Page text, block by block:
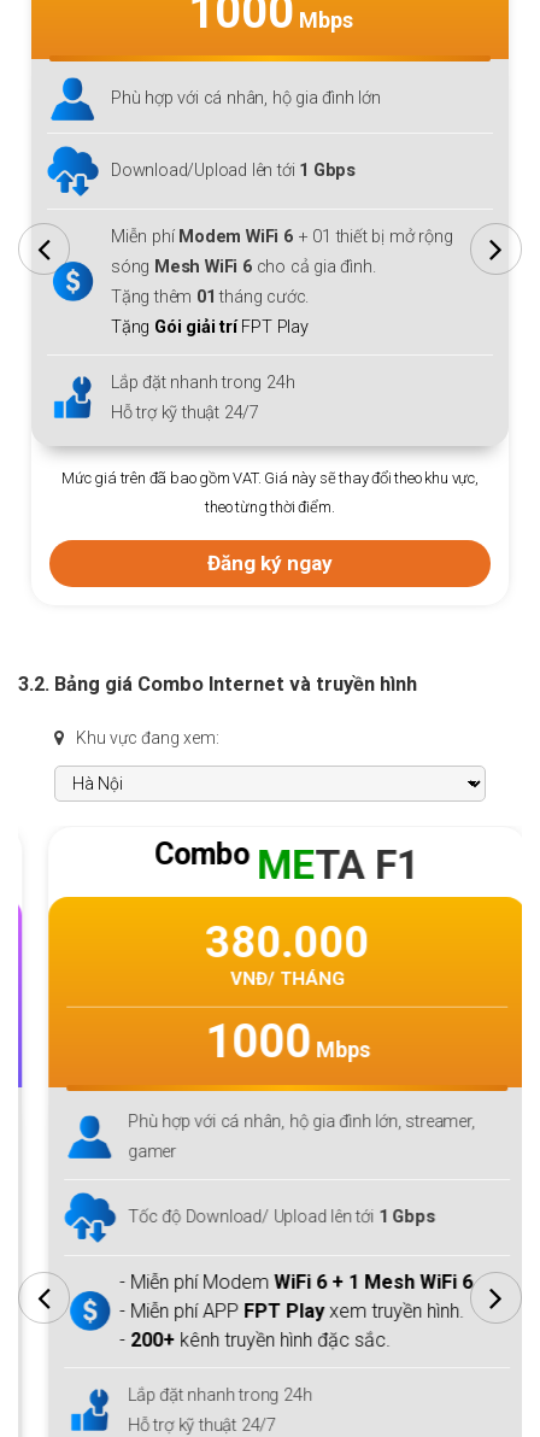
1000 Mbps
Phù hợp với cá nhân, hộ gia đình lớn
Download/Upload lên tới 1 Gbps
Miễn phí Modem WiFi 6 + 01 thiết bị mở rộng
sóng Mesh WiFi 6 cho cả gia đình.
Tặng thêm 01tháng cước.
Tặng Gói giải tríFPT Play
Lắp đặt nhanh trong 24h
Hỗ trợ kỹ thuật 24/7
Mức giá trên đã bao gồm VAT. Giá này sẽ thay đổi theo khu vực,
theo từng thời điểm.
Đăng ký ngay
3.2. Bảng giá Combo Internet và truyền hình
Khu vực đang xem:
ComboMETA F1
380.000
VNĐ/ THÁNG
1000Mbps
Phù hợp với cá nhân, hộ gia đình lớn, streamer,
gamer
Tốc độ Download/ Upload lên tới1 Gbps
- Miễn phí ModemWiFi 6 + 1 Mesh WiFi 6
- Miễn phí APPFPT Playxem truyền hình.
200+kênh truyền hình đặc sắc.
Lắp đặt nhanh trong 24h
Hỗ trợ kỹ thuật 24/7